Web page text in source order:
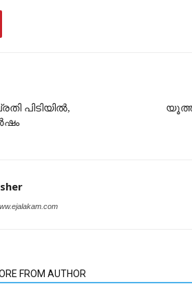
പിടിയില്‍,
FROM AUTHOR